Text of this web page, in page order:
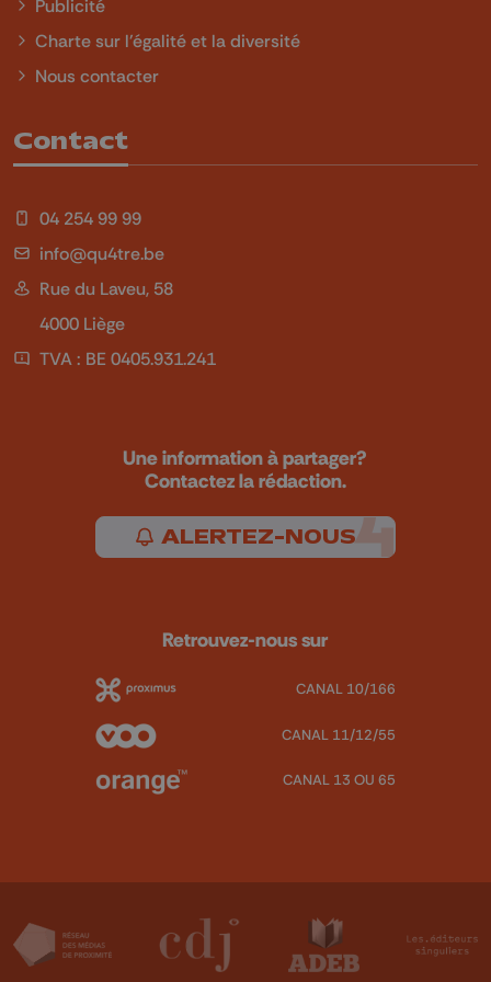
Publicité
Charte sur l'égalité et la diversité
Nous contacter
Contact
04 254 99 99
info@qu4tre.be
Rue du Laveu, 58
4000 Liège
TVA : BE 0405.931.241
Une information à partager?
Contactez la rédaction.
ALERTEZ-NOUS
Retrouvez-nous sur
CANAL 10/166
CANAL 11/12/55
CANAL 13 OU 65